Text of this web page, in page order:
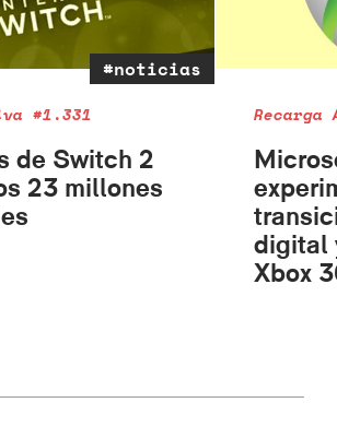
#noticias
#1.331
de Switch 2
23 millones
Recarga
digital
Xbox